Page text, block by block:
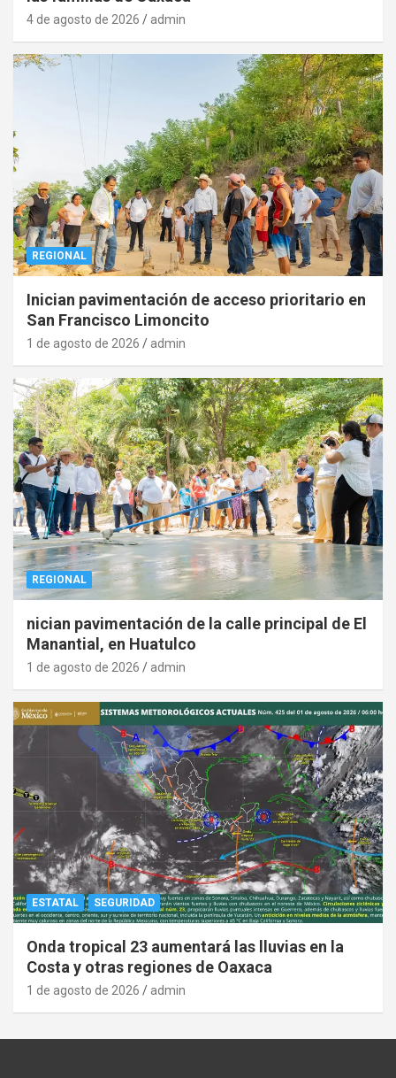
4 de agosto de 2026 admin
REGIONAL
Inician pavimentación de acceso prioritario en
San Francisco Limoncito
1 de agosto de 2026 admin
REGIONAL
nician pavimentación de la calle principal de El
Manantial, en Huatulco
1 de agosto de 2026 admin
ESTATAL SEGURIDAD
Onda tropical 23 aumentará las lluvias en la
Costa y otras regiones de Oaxaca
1 de agosto de 2026 admin